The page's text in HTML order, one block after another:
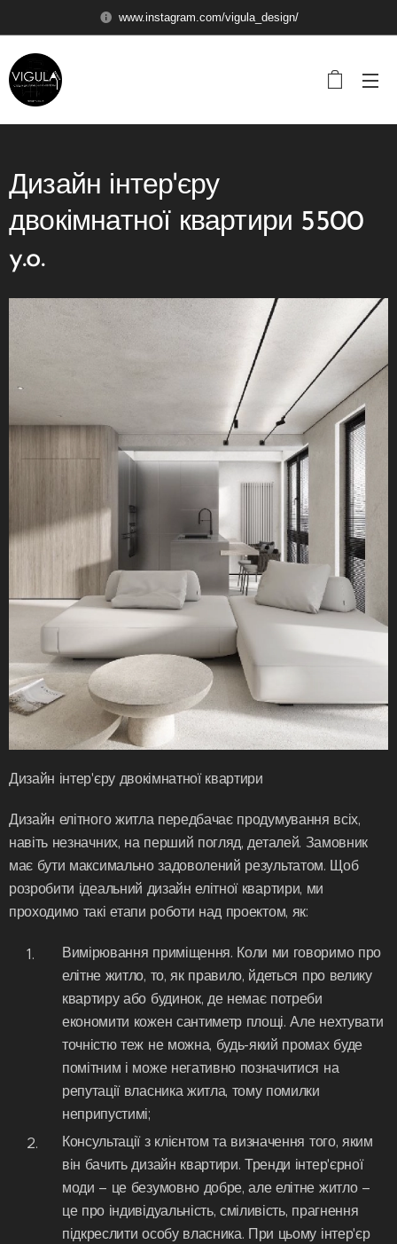
www.instagram.com/vigula_design/
Дизайн інтер'єру
двокімнатної квартири 5500
y.o.
Дизайн інтер'єру двокімнатної квартири
Дизайн елітного житла передбачає продумування всіх,
навіть незначних, на перший погляд, деталей. Замовник
має бути максимально задоволений результатом. Щоб
розробити ідеальний дизайн елітної квартири, ми
проходимо такі етапи роботи над проектом, як:
Вимірювання приміщення. Коли ми говоримо про
елітне житло, то, як правило, йдеться про велику
квартиру або будинок, де немає потреби
економити кожен сантиметр площі. Але нехтувати
точністю теж не можна, будь-який промах буде
помітним і може негативно позначитися на
репутації власника житла, тому помилки
неприпустимі;
Консультації з клієнтом та визначення того, яким
він бачить дизайн квартири. Тренди інтер'єрної
моди – це безумовно добре, але елітне житло –
це про індивідуальність, сміливість, прагнення
підкреслити особу власника. При цьому інтер'єр